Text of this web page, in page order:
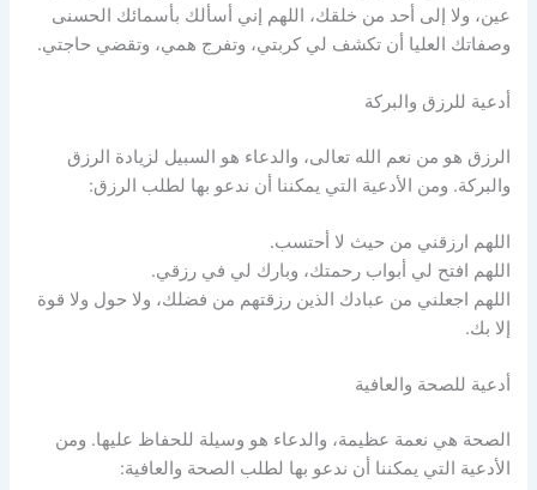
عين، ولا إلى أحد من خلقك، اللهم إني أسألك بأسمائك الحسنى
وصفاتك العليا أن تكشف لي كربتي، وتفرج همي، وتقضي حاجتي.
أدعية للرزق والبركة
الرزق هو من نعم الله تعالى، والدعاء هو السبيل لزيادة الرزق
والبركة. ومن الأدعية التي يمكننا أن ندعو بها لطلب الرزق:
اللهم ارزقني من حيث لا أحتسب.
اللهم افتح لي أبواب رحمتك، وبارك لي في رزقي.
اللهم اجعلني من عبادك الذين رزقتهم من فضلك، ولا حول ولا قوة
إلا بك.
أدعية للصحة والعافية
الصحة هي نعمة عظيمة، والدعاء هو وسيلة للحفاظ عليها. ومن
الأدعية التي يمكننا أن ندعو بها لطلب الصحة والعافية: